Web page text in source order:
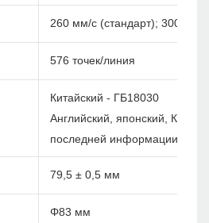
260 мм/с (стандарт); 300 мм/с
576 точек/линия
Китайский - ГБ18030
Английский, японский, Корея
последней информации)
79,5 ± 0,5 мм
Φ83 мм